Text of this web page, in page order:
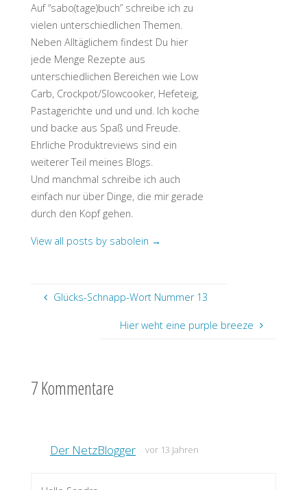
Auf “sabo(tage)buch” schreibe ich zu
vielen unterschiedlichen Themen.
Neben Alltäglichem findest Du hier
jede Menge Rezepte aus
unterschiedlichen Bereichen wie Low
Carb, Crockpot/Slowcooker, Hefeteig,
Pastagerichte und und und. Ich koche
und backe aus Spaß und Freude.
Ehrliche Produktreviews sind ein
weiterer Teil meines Blogs.
Und manchmal schreibe ich auch
einfach nur über Dinge, die mir gerade
durch den Kopf gehen.
View all posts by sabolein →
Glücks-Schnapp-Wort Nummer 13
Hier weht eine purple breeze
7 Kommentare
Der NetzBlogger vor 13 Jahren